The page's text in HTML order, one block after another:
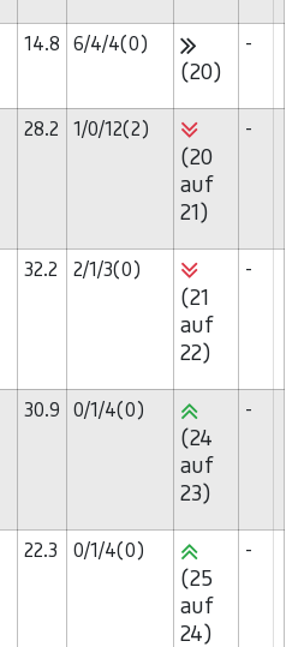
14.8 6/4/4(0)
(20)
-
28.2 1/0/12(2)
(20
auf
21)
-
32.2 2/1/3(0)
(21
auf
22)
-
30.9 0/1/4(0)
(24
auf
23)
-
22.3 0/1/4(0)
(25
auf
24)
-